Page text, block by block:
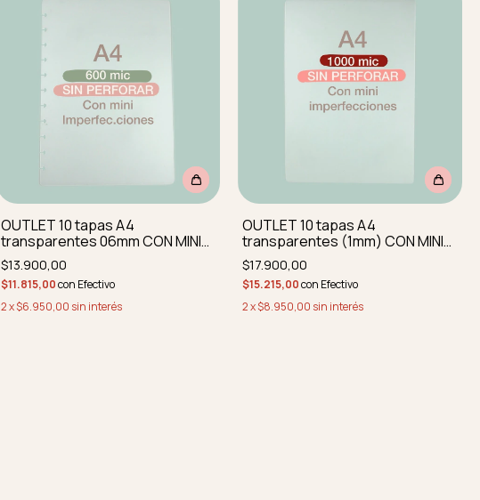
OUTLET 10 tapas A4
transparentes 06mm CON MINI
IMPERFECCIONES REDOND SIN
PERF
$13.900,00
$11.815,00con Efectivo
2x$6.950,00 sin interés
OUTLET 10 tapas A4
transparentes (1mm) CON MINI
IMPERFECCIONES SIN PERFORAR
$17.900,00
$15.215,00con Efectivo
2x$8.950,00 sin interés